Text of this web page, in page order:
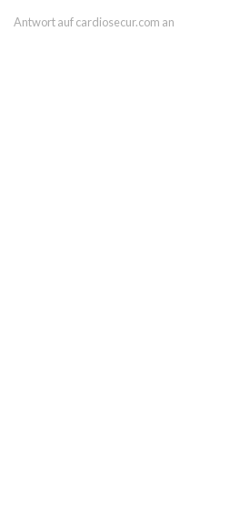
Antwort auf cardiosecur.com an